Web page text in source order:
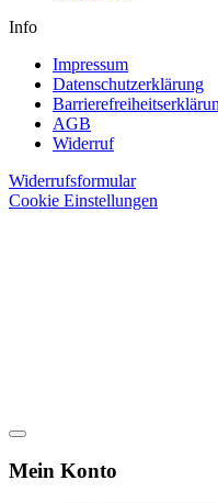
Info
Impressum
Datenschutzerklärung
AGB
Widerruf
Widerrufsformular
Cookie Einstellungen
Mein Konto